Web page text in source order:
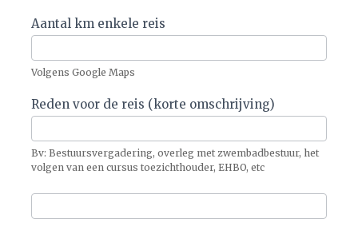
Aantal km enkele reis
Volgens Google Maps
Reden voor de reis (korte omschrijving)
Bv: Bestuursvergadering, overleg met zwembadbestuur, het
volgen van een cursus toezichthouder, EHBO, etc